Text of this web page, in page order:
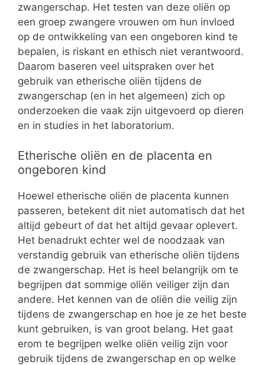
zwangerschap. Het testen van deze oliën op
een groep zwangere vrouwen om hun invloed
op de ontwikkeling van een ongeboren kind te
bepalen, is riskant en ethisch niet verantwoord.
Daarom baseren veel uitspraken over het
gebruik van etherische oliën tijdens de
zwangerschap (en in het algemeen) zich op
onderzoeken die vaak zijn uitgevoerd op dieren
en in studies in het laboratorium.
Etherische oliën en de placenta en
ongeboren kind
Hoewel etherische oliën de placenta kunnen
passeren, betekent dit niet automatisch dat het
altijd gebeurt of dat het altijd gevaar oplevert.
Het benadrukt echter wel de noodzaak van
verstandig gebruik van etherische oliën tijdens
de zwangerschap. Het is heel belangrijk om te
begrijpen dat sommige oliën veiliger zijn dan
andere. Het kennen van de oliën die veilig zijn
tijdens de zwangerschap en hoe je ze het beste
kunt gebruiken, is van groot belang. Het gaat
erom te begrijpen welke oliën veilig zijn voor
gebruik tijdens de zwangerschap en op welke